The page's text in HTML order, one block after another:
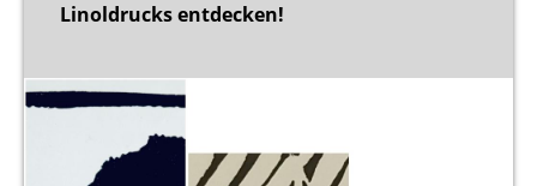
Linoldrucks entdecken!